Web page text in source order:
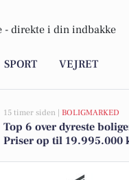
- direkte i din indbakke
SPORT VEJRET
15 timer siden | BOLIGMARKED
Top 6 over dyreste
Priser op til 19.995.000